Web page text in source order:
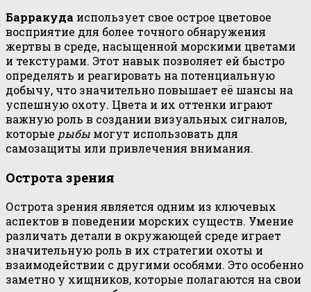
Барракуда использует свое острое цветовое
восприятие для более точного обнаружения
жертвы в среде, насыщенной морскими цветами
и текстурами. Этот навык позволяет ей быстро
определять и реагировать на потенциальную
добычу, что значительно повышает её шансы на
успешную охоту. Цвета и их оттенки играют
важную роль в создании визуальных сигналов,
которые рыбы могут использовать для
самозащиты или привлечения внимания.
Острота зрения
Острота зрения является одним из ключевых
аспектов в поведении морских существ. Умение
различать детали в окружающей среде играет
значительную роль в их стратегии охоты и
взаимодействии с другими особями. Это особенно
заметно у хищников, которые полагаются на свои